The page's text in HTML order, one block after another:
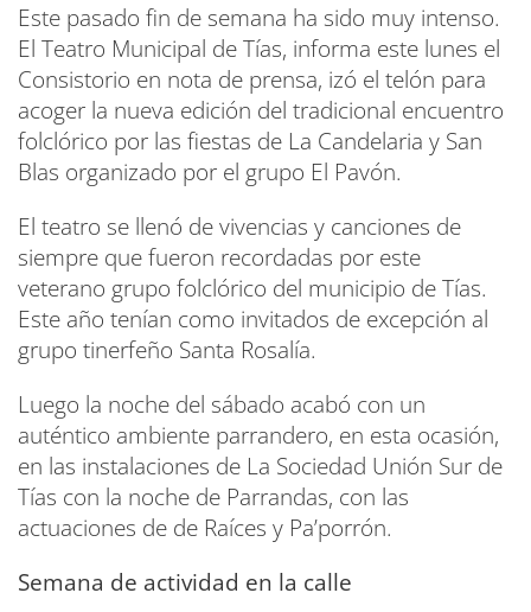
Este pasado fin de semana ha sido muy intenso.
El Teatro Municipal de Tías, informa este lunes el
Consistorio en nota de prensa, izó el telón para
acoger la nueva edición del tradicional encuentro
folclórico por las fiestas de La Candelaria y San
Blas organizado por el grupo El Pavón.
El teatro se llenó de vivencias y canciones de
siempre que fueron recordadas por este
veterano grupo folclórico del municipio de Tías.
Este año tenían como invitados de excepción al
grupo tinerfeño Santa Rosalía.
Luego la noche del sábado acabó con un
auténtico ambiente parrandero, en esta ocasión,
en las instalaciones de La Sociedad Unión Sur de
Tías con la noche de Parrandas, con las
actuaciones de de Raíces y Pa’porrón.
Semana de actividad en la calle